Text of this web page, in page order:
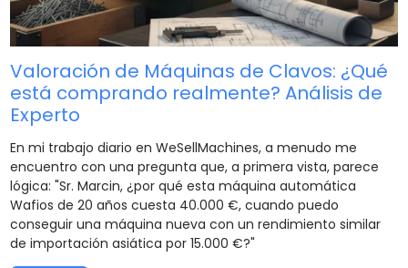
Valoración de Máquinas de Clavos: ¿Qué
está comprando realmente? Análisis de
Experto
En mi trabajo diario en WeSellMachines, a menudo me
encuentro con una pregunta que, a primera vista, parece
lógica: "Sr. Marcin, ¿por qué esta máquina automática
Wafios de 20 años cuesta 40.000 €, cuando puedo
conseguir una máquina nueva con un rendimiento similar
de importación asiática por 15.000 €?"